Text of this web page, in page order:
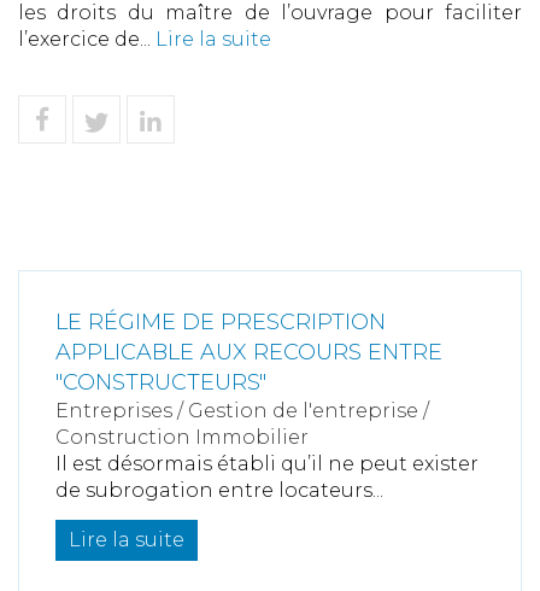
les droits du maître de l’ouvrage pour faciliter
l’exercice de... Lire la suite
LE RÉGIME DE PRESCRIPTION
APPLICABLE AUX RECOURS ENTRE
"CONSTRUCTEURS"
Entreprises / Gestion de l'entreprise /
Construction Immobilier
Il est désormais établi qu’il ne peut exister
de subrogation entre locateurs...
Lire la suite